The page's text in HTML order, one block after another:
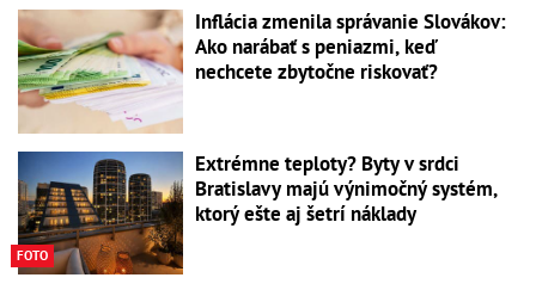
Inflácia zmenila správanie Slovákov:
Ako narábať s peniazmi, keď
nechcete zbytočne riskovať?
FOTO
Extrémne teploty? Byty v srdci
Bratislavy majú výnimočný systém,
ktorý ešte aj šetrí náklady